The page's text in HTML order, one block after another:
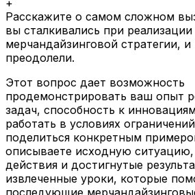
+
Расскажите о самом сложном
вы сталкивались при реализации
мерчандайзинговой стратегии, и
преодолели.
Этот вопрос дает возможность
продемонстрировать ваш опыт
задач, способность к
работать в условиях
поделиться конкретным
описываете исходную
действия и достигнутые
извлеченные уроки, которые